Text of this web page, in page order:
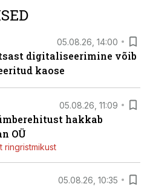
05.08.26, 14:00
digitaliseerimine võib
kaose
05.08.26, 11:09
hakkab
OÜ
ringristmikust
05.08.26, 10:35